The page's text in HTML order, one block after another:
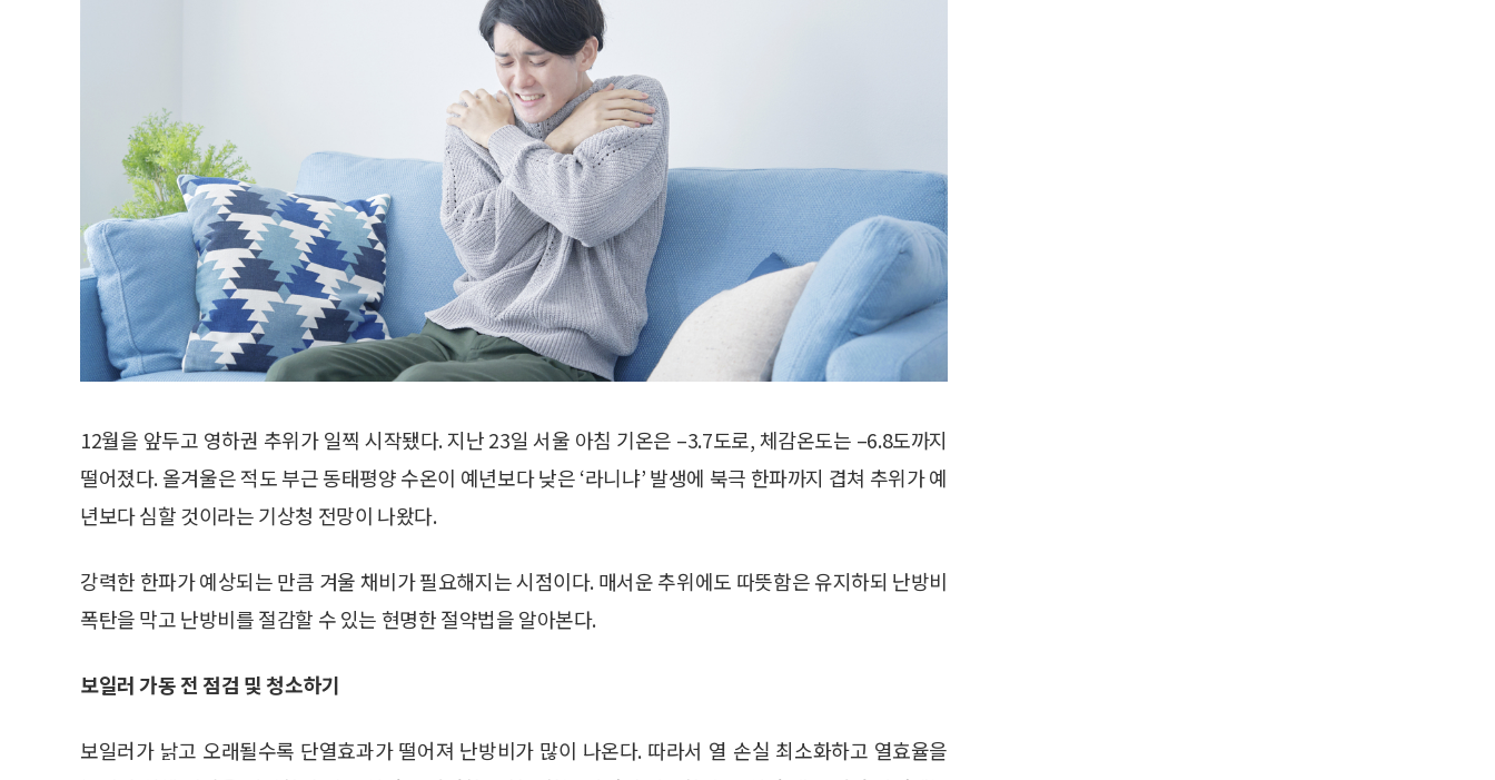
12월을 앞두고 영하권 추위가 일찍 시작됐다. 지난 23일 서울 아침 기온은 –3.7도로, 체감온도는 –6.8도까지
떨어졌다. 올겨울은 적도 부근 동태평양 수온이 예년보다 낮은 ‘라니냐’ 발생에 북극 한파까지 겹쳐 추위가 예
년보다 심할 것이라는 기상청 전망이 나왔다.
강력한 한파가 예상되는 만큼 겨울 채비가 필요해지는 시점이다. 매서운 추위에도 따뜻함은 유지하되 난방비
폭탄을 막고 난방비를 절감할 수 있는 현명한 절약법을 알아본다.
보일러 가동 전 점검 및 청소하기
보일러가 낡고 오래될수록 단열효과가 떨어져 난방비가 많이 나온다. 따라서 열 손실 최소화하고 열효율을